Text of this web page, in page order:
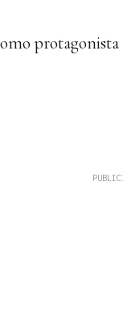
protagonista